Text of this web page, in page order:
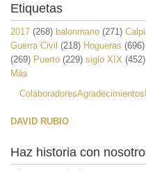
Etiquetas
2017 (268) balonmano (271)
Guerra Civil (218) Hogueras (696)
(269) Puerto (229) siglo XIX (452)
Más
ColaboradoresAgradecimientos
DAVID RUBIO
Haz historia con